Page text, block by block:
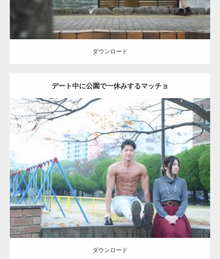
ダウンロード
デート中に公園で一休みするマッチョ
Update:2021.07.6
Category:公園のマッチョ その他 AKIHITO(細マッチョ) 腹筋
ダウンロード
ダウンロード